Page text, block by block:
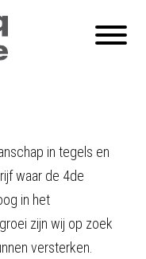
in tegels en
waar de 4de
in het
zijn wij op zoek
versterken.